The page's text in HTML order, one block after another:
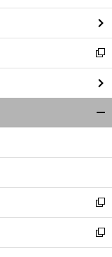
ウ
で
開
く
新
し
い
ウ
ィ
ン
ウ
開
く
新
し
い
ウ
新
し